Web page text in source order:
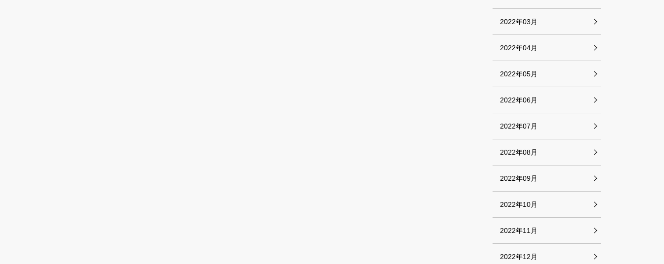
2022年03月
2022年04月
2022年05月
2022年06月
2022年07月
2022年08月
2022年09月
2022年10月
2022年11月
2022年12月